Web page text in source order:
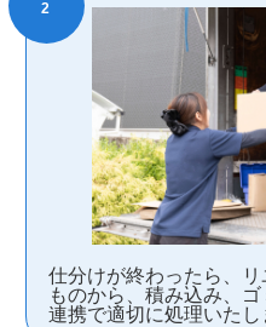
仕分けが終わったら、
ものから、積み込み、
連携で適切に処理いたし